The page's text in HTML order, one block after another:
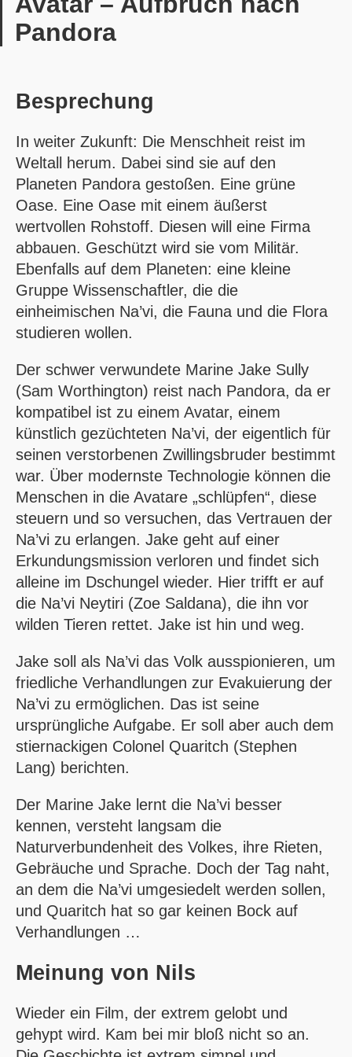
Pandora
Besprechung
In weiter Zukunft: Die Menschheit reist im
Weltall herum. Dabei sind sie auf den
Planeten Pandora gestoßen. Eine grüne
Oase. Eine Oase mit einem äußerst
wertvollen Rohstoff. Diesen will eine Firma
abbauen. Geschützt wird sie vom Militär.
Ebenfalls auf dem Planeten: eine kleine
Gruppe Wissenschaftler, die die
einheimischen Na’vi, die Fauna und die Flora
studieren wollen.
Der schwer verwundete Marine Jake Sully
(Sam Worthington) reist nach Pandora, da er
kompatibel ist zu einem Avatar, einem
künstlich gezüchteten Na’vi, der eigentlich für
seinen verstorbenen Zwillingsbruder bestimmt
war. Über modernste Technologie können die
Menschen in die Avatare „schlüpfen“, diese
steuern und so versuchen, das Vertrauen der
Na’vi zu erlangen. Jake geht auf einer
Erkundungsmission verloren und findet sich
alleine im Dschungel wieder. Hier trifft er auf
die Na’vi Neytiri (Zoe Saldana), die ihn vor
wilden Tieren rettet. Jake ist hin und weg.
Jake soll als Na’vi das Volk ausspionieren, um
friedliche Verhandlungen zur Evakuierung der
Na’vi zu ermöglichen. Das ist seine
ursprüngliche Aufgabe. Er soll aber auch dem
stiernackigen Colonel Quaritch (Stephen
Lang) berichten.
Der Marine Jake lernt die Na’vi besser
kennen, versteht langsam die
Naturverbundenheit des Volkes, ihre Rieten,
Gebräuche und Sprache. Doch der Tag naht,
an dem die Na’vi umgesiedelt werden sollen,
und Quaritch hat so gar keinen Bock auf
Verhandlungen …
Meinung von Nils
Wieder ein Film, der extrem gelobt und
gehypt wird. Kam bei mir bloß nicht so an.